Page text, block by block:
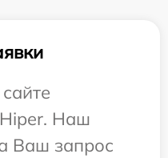
Hiper. Наш
Ваш запрос